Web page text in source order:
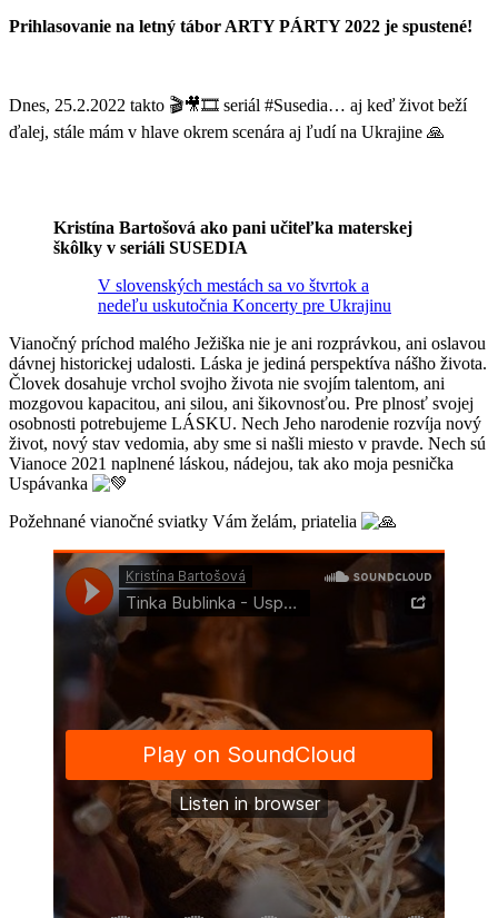
Prihlasovanie na letný tábor ARTY PÁRTY 2022 je spustené!
Dnes, 25.2.2022 takto 🎬🎥🎞 seriál #Susedia… aj keď život beží
ďalej, stále mám v hlave okrem scenára aj ľudí na Ukrajine 🙏
Kristína Bartošová ako pani učiteľka materskej
škôlky v seriáli SUSEDIA
V slovenských mestách sa vo štvrtok a
nedeľu uskutočnia Koncerty pre Ukrajinu
Vianočný príchod malého Ježiška nie je ani rozprávkou, ani oslavou
dávnej historickej udalosti. Láska je jediná perspektíva nášho života.
Človek dosahuje vrchol svojho života nie svojím talentom, ani
mozgovou kapacitou, ani silou, ani šikovnosťou. Pre plnosť svojej
osobnosti potrebujeme LÁSKU. Nech Jeho narodenie rozvíja nový
život, nový stav vedomia, aby sme si našli miesto v pravde. Nech sú
Vianoce 2021 naplnené láskou, nádejou, tak ako moja pesnička
Uspávanka
Požehnané vianočné sviatky Vám želám, priatelia